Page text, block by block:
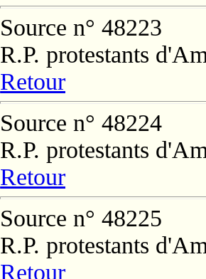
Source n° 48223
R.P. protestants
Retour
Source n° 48224
R.P. protestants
Retour
Source n° 48225
R.P. protestants
Retour